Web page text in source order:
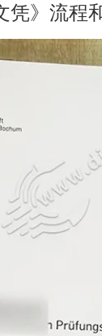
凭》流程